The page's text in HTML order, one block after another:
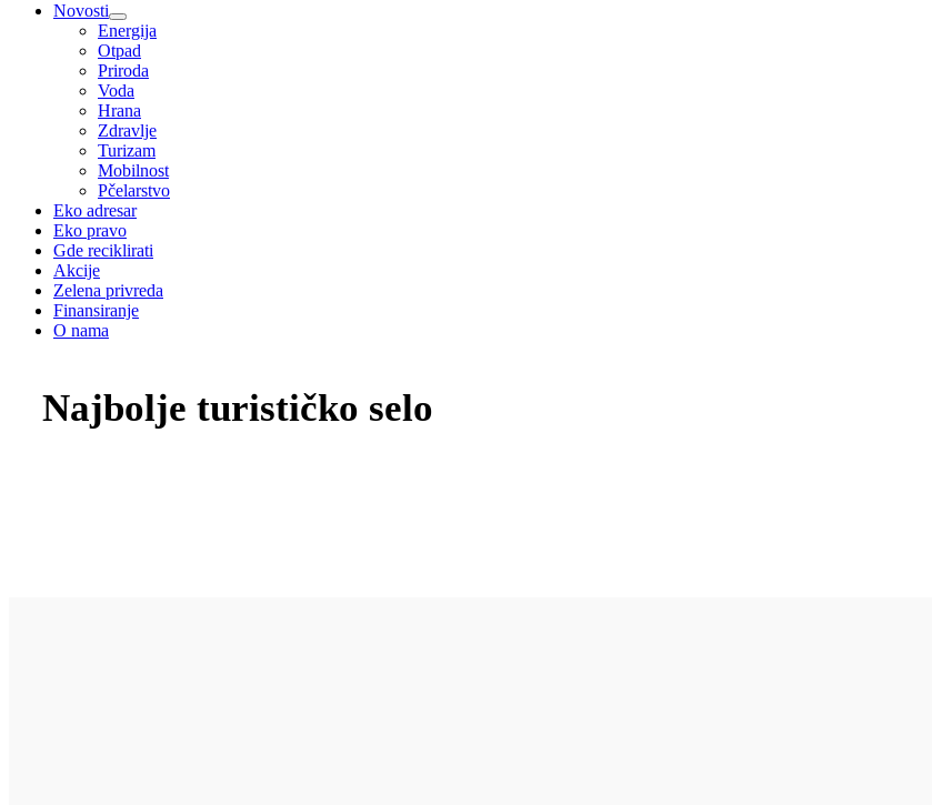
Novosti
Energija
Otpad
Priroda
Voda
Hrana
Zdravlje
Turizam
Mobilnost
Pčelarstvo
Eko adresar
Eko pravo
Gde reciklirati
Akcije
Zelena privreda
Finansiranje
O nama
Najbolje turističko selo